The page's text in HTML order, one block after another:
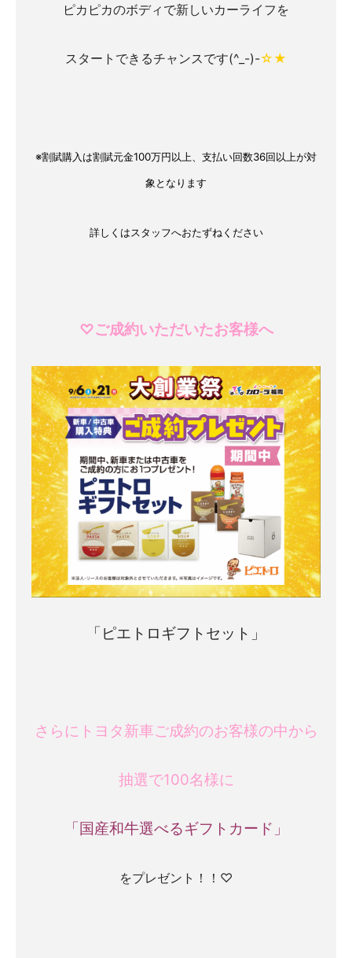
ピカピカのボディで新しいカーライフを
スタートできるチャンスです(^_-)-☆★
※割賦購入は割賦元金100万円以上、支払い回数36回以上が対
象となります
詳しくはスタッフへおたずねください
♡ご成約いただいたお客様へ
「ピエトロギフトセット」
さらにトヨタ新車ご成約のお客様の中から
抽選で100名様に
「国産和牛選べるギフトカード」
をプレゼント！！♡